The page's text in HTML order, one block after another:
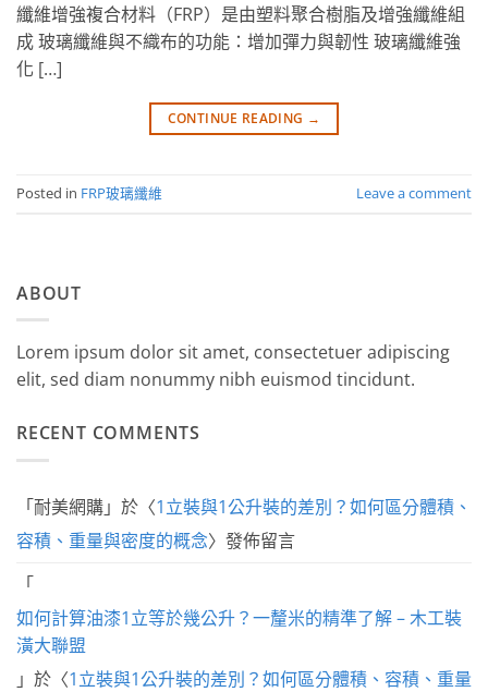
纖維增強複合材料（FRP）是由塑料聚合樹脂及增強纖維組
成 玻璃纖維與不織布的功能：增加彈力與韌性 玻璃纖維強
化 […]
CONTINUE READING →
Posted in FRP玻璃纖維 Leave a comment
ABOUT
Lorem ipsum dolor sit amet, consectetuer adipiscing
elit, sed diam nonummy nibh euismod tincidunt.
RECENT COMMENTS
「耐美網購」於〈1立裝與1公升裝的差別？如何區分體積、
容積、重量與密度的概念〉發佈留言
「
如何計算油漆1立等於幾公升？一釐米的精準了解 – 木工裝
潢大聯盟
」於〈1立裝與1公升裝的差別？如何區分體積、容積、重量